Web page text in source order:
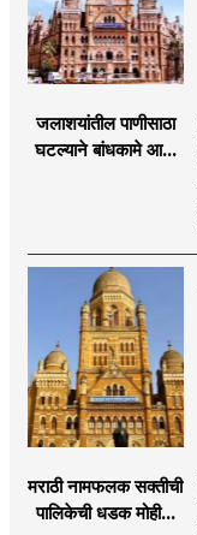
जलाशयांतील पाणीसाठा
घटल्याने बांधकामे आणि
निर्बंध
मराठी नामफलक सक्तीची
पालिकेची धडक मोहीम;